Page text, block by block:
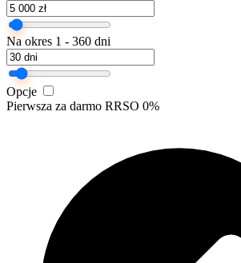
Na okres 1 - 360 dni
Opcje
Pierwsza za darmo RRSO 0%